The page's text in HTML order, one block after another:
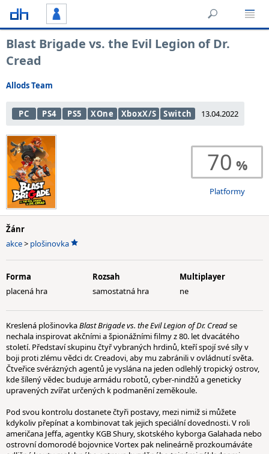
Blast Brigade vs. the Evil Legion of Dr.
Cread
Allods Team
PC PS4 PS5 XOne XboxX/S Switch 13.04.2022
70
Platformy
Žánr
akce> plošinovka
Forma
placená hra
Rozsah
samostatná hra
Multiplayer
ne
Kreslená plošinovkaBlast Brigade vs. the Evil Legion of Dr. Creadse
nechala inspirovat akčními a špionážními filmy z 80. let dvacátého
století. Představí skupinu čtyř vybraných hrdinů, kteří spojí své síly v
boji proti zlému vědci dr. Creadovi, aby mu zabránili v ovládnutí světa.
Čtveřice svérázných agentů je vyslána na jeden odlehlý tropický ostrov,
kde šílený vědec buduje armádu robotů, cyber-nindžů a geneticky
upravených zvířat určených k podmanění zeměkoule.
Pod svou kontrolu dostanete čtyři postavy, mezi nimiž si můžete
kdykoliv přepínat a kombinovat tak jejich speciální dovednosti. V roli
američana Jeffa, agentky KGB Shury, skotského kyborga Galahada nebo
ostrovní domorodé bojovnice Vortex pak nelineárně prozkoumáváte